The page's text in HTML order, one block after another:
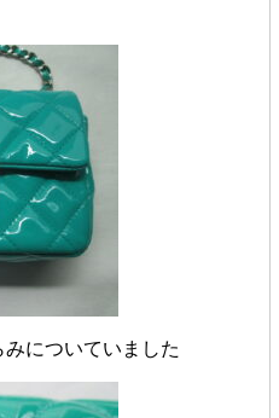
についていました